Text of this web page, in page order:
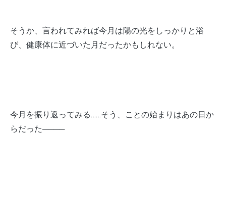
そうか、言われてみれば今月は陽の光をしっかりと浴
び、健康体に近づいた月だったかもしれない。
今月を振り返ってみる……そう、ことの始まりはあの日か
らだった────